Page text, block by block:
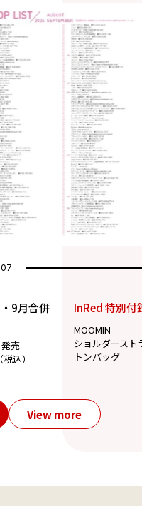
07
9月合併
売
込）
InRed 特別付
MOOMIN
ショルダースト
トンバッグ
View more